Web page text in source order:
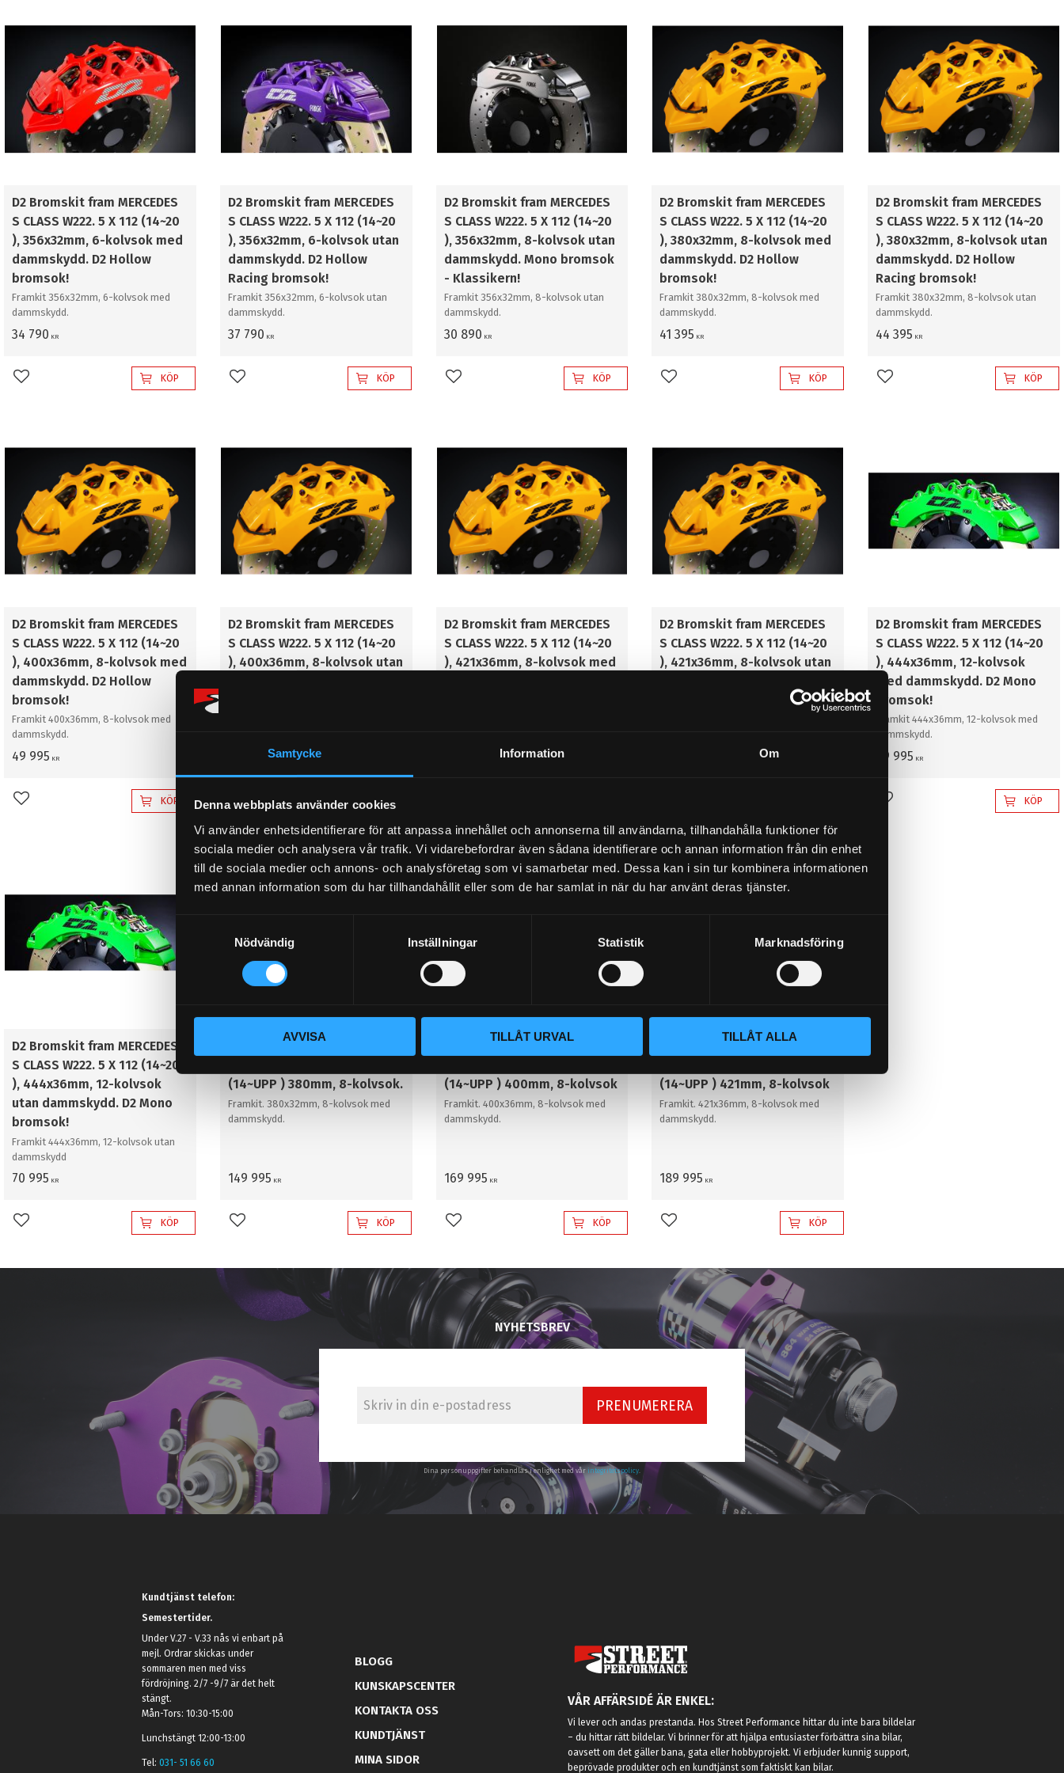
Samtycke Information Om
Denna webbplats använder cookies
Vi använder enhetsidentifierare för att anpassa innehållet och annonserna till användarna, tillhandahålla funktioner för
sociala medier och analysera vår trafik. Vi vidarebefordrar även sådana identifierare och annan information från din enhet
till de sociala medier och annons- och analysföretag som vi samarbetar med. Dessa kan i sin tur kombinera informationen
med annan information som du har tillhandahållit eller som de har samlat in när du har använt deras tjänster.
m
s
Nödvändig Inställningar Statistik Marknadsföring
AVVISA TILLÅT URVAL TILLÅT ALLA
D2 Bromskit fram MERCEDES
S CLASS W222. 5 X 112 (14~20
), 356x32mm, 6-kolvsok med
dammskydd. D2 Hollow
bromsok!
Framkit 356x32mm, 6-kolvsok med
dammskydd.
34 790 KR
Lägg till i favoriter KÖP
D2 Bromskit fram MERCEDES
S CLASS W222. 5 X 112 (14~20
), 356x32mm, 6-kolvsok utan
dammskydd. D2 Hollow
Racing bromsok!
Framkit 356x32mm, 6-kolvsok utan
dammskydd.
37 790 KR
Lägg till i favoriter KÖP
D2 Bromskit fram MERCEDES
S CLASS W222. 5 X 112 (14~20
), 356x32mm, 8-kolvsok utan
dammskydd. Mono bromsok
- Klassikern!
Framkit 356x32mm, 8-kolvsok utan
dammskydd.
30 890 KR
Lägg till i favoriter KÖP
D2 Bromskit fram MERCEDES
S CLASS W222. 5 X 112 (14~20
), 380x32mm, 8-kolvsok med
dammskydd. D2 Hollow
bromsok!
Framkit 380x32mm, 8-kolvsok med
dammskydd.
41 395 KR
Lägg till i favoriter KÖP
D2 Bromskit fram MERCEDES
S CLASS W222. 5 X 112 (14~20
), 380x32mm, 8-kolvsok utan
dammskydd. D2 Hollow
Racing bromsok!
Framkit 380x32mm, 8-kolvsok utan
dammskydd.
44 395 KR
Lägg till i favoriter KÖP
D2 Bromskit fram MERCEDES
S CLASS W222. 5 X 112 (14~20
), 400x36mm, 8-kolvsok med
dammskydd. D2 Hollow
bromsok!
Framkit 400x36mm, 8-kolvsok med
dammskydd.
49 995 KR
Lägg till i favoriter KÖP
D2 Bromskit fram MERCEDES
S CLASS W222. 5 X 112 (14~20
), 400x36mm, 8-kolvsok utan
KR
Lägg till i favoriter KÖP
D2 Bromskit fram MERCEDES
S CLASS W222. 5 X 112 (14~20
), 421x36mm, 8-kolvsok med
D2 Bromskit fram MERCEDES
S CLASS W222. 5 X 112 (14~20
), 421x36mm, 8-kolvsok utan
D2 Bromskit fram MERCEDES
S CLASS W222. 5 X 112 (14~20
), 444x36mm, 12-kolvsok
med dammskydd. D2 Mono
bromsok!
Framkit 444x36mm, 12-kolvsok med
dammskydd.
69 995 KR
Lägg till i favoriter KÖP
D2 Bromskit fram MERCEDES
S CLASS W222. 5 X 112 (14~20
), 444x36mm, 12-kolvsok
utan dammskydd. D2 Mono
bromsok!
Framkit 444x36mm, 12-kolvsok utan
dammskydd
70 995 KR
Lägg till i favoriter KÖP
D2 Kolfiberbromskit Fram
(14~UPP ) 380mm, 8-kolvsok.
Framkit. 380x32mm, 8-kolvsok med
dammskydd.
149 995 KR
Lägg till i favoriter KÖP
D2 Kolfiberbromskit fram
(14~UPP ) 400mm, 8-kolvsok
Framkit. 400x36mm, 8-kolvsok med
dammskydd.
169 995 KR
Lägg till i favoriter KÖP
D2 Kolfiberbromskit fram
(14~UPP ) 421mm, 8-kolvsok
Framkit. 421x36mm, 8-kolvsok med
dammskydd.
189 995 KR
Lägg till i favoriter KÖP
NYHETSBREV
PRENUMERERA
Dina personuppgifter behandlas i enlighet med vår integritetspolicy
Kundtjänst telefon:
Semestertider.
Under V.27 - V.33 nås vi enbart på
mejl. Ordrar skickas under
sommaren men med viss
fördröjning. 2/7 -9/7 är det helt
stängt.
Mån-Tors: 10:30-15:00
Lunchstängt 12:00-13:00
Tel:031- 51 66 60
BLOGG
KUNSKAPSCENTER
KONTAKTA OSS
KUNDTJÄNST
MINA SIDOR
VÅR AFFÄRSIDÉ ÄR ENKEL:
Vi lever och andas prestanda. Hos Street Performance hittar du inte bara bildelar
– du hittar rätt bildelar. Vi brinner för att hjälpa entusiaster förbättra sina bilar,
oavsett om det gäller bana, gata eller hobbyprojekt. Vi erbjuder kunnig support,
beprövade produkter och en kundtjänst som faktiskt kan bilar.